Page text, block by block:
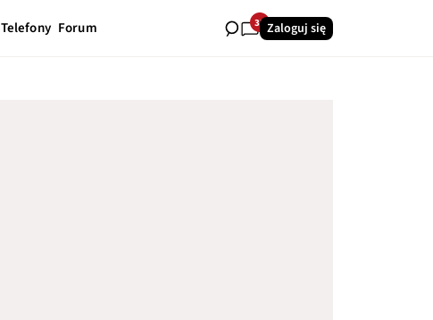
Telefony Forum 33Zaloguj się